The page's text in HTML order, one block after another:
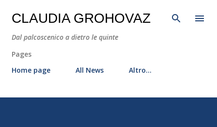
Passa ai contenuti principali
CLAUDIA GROHOVAZ
Dal palcoscenico a dietro le quinte
Pages
Home page
All News Altro…